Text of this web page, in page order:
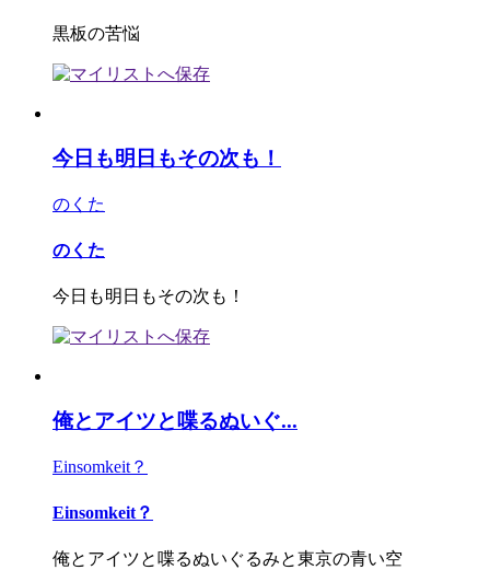
黒板の苦悩
今日も明日もその次も！
のくた
のくた
今日も明日もその次も！
俺とアイツと喋るぬいぐ...
Einsomkeit？
Einsomkeit？
俺とアイツと喋るぬいぐるみと東京の青い空